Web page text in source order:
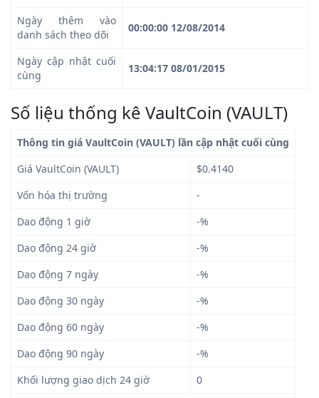
Ngày thêm vào
danh sách theo dõi
00:00:00 12/08/2014
Ngày cập nhật cuối
cùng
13:04:17 08/01/2015
Số liệu thống kê VaultCoin (VAULT)
Thông tin giá VaultCoin (VAULT) lần cập nhật cuối cùng
Giá VaultCoin (VAULT)
$0.4140
Vốn hóa thị trường
-
Dao động 1 giờ
-%
Dao động 24 giờ
-%
Dao động 7 ngày
-%
Dao động 30 ngày
-%
Dao động 60 ngày
-%
Dao động 90 ngày
-%
Khối lượng giao dịch 24 giờ
0